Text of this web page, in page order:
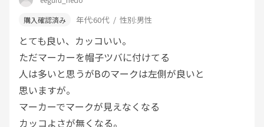
年代:60代 性別:男性
とても良い、カッコいい。
ただマーカーを帽子ツバに付けてる
人は多いと思うがBのマークは左側が良いと
思いますが。
マーカーでマークが見えなくなる
カッコよさが無くなる。